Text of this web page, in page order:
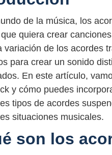
de la música, los
quiera crear
variación de los acordes
para crear un sonido
En este artículo,
y cómo puedes
tipos de acordes
situaciones musicales.
son los